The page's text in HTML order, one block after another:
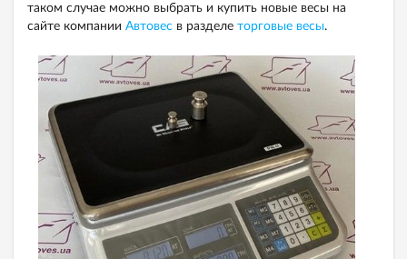
таком случае можно выбрать и купить новые весы на
сайте компании Автовес в разделе торговые весы.